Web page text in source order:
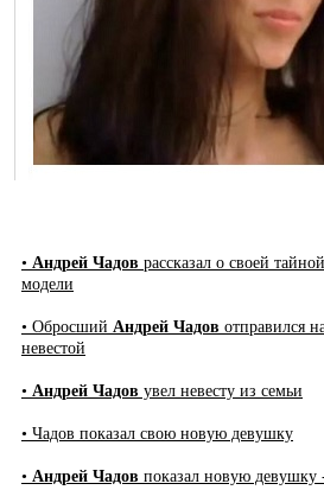
• Андрей Чадов рассказал о своей
модели
• Обросший Андрей Чадов отправился
невестой
• Андрей Чадов увел невесту из семьи
• Чадов показал свою новую девушку
• Андрей Чадов показал новую девушку